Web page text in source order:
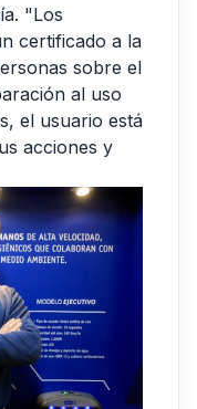
"Los
certificado a la
sobre el
al uso
el usuario está
acciones y